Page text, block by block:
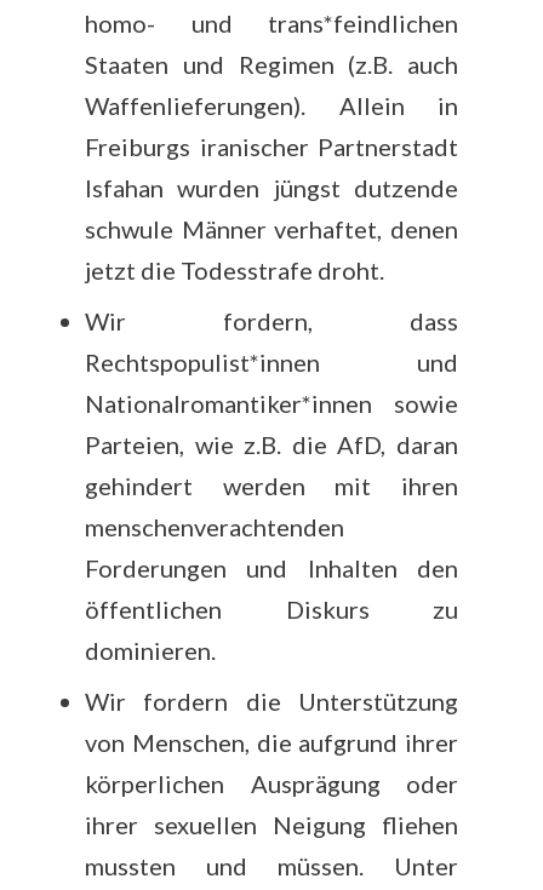
homo- und trans*feindlichen
Staaten und Regimen (z.B. auch
Waffenlieferungen). Allein in
Freiburgs iranischer Partnerstadt
Isfahan wurden jüngst dutzende
schwule Männer verhaftet, denen
jetzt die Todesstrafe droht.
Wir fordern, dass
Rechtspopulist*innen und
Nationalromantiker*innen sowie
Parteien, wie z.B. die AfD, daran
gehindert werden mit ihren
menschenverachtenden
Forderungen und Inhalten den
öffentlichen Diskurs zu
dominieren.
Wir fordern die Unterstützung
von Menschen, die aufgrund ihrer
körperlichen Ausprägung oder
ihrer sexuellen Neigung fliehen
mussten und müssen. Unter